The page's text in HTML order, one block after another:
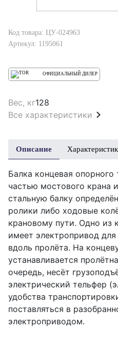
Код товара: ЦУ-024963
Артикул: 1195061
ОФИЦИАЛЬНЫЙ ДИЛЕР
Вес, кг128
Все характеристики
Описание
Балка концевая опорного
частью мостового крана
стальную балку
ролики либо ходовые
крановому пути. Одно из
имеет электропривод
вдоль пролёта. На
устанавливается
очередь, несёт
электрический тельфер
удобства
поставляться в
электроприводом.